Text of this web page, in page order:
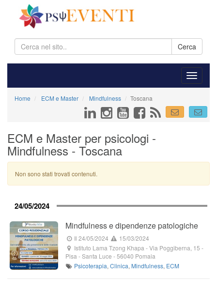
Cerca
Home ECM e Master Mindfulness Toscana
ECM e Master per psicologi -
Mindfulness - Toscana
Non sono stati trovati contenuti.
24/05/2024
Mindfulness e dipendenze patologiche
Il 24/05/2024
15/03/2024
Istituto Lama Tzong Khapa -Via Poggiberna, 15 -
Pisa -Santa Luce -56040 Pomaia
Psicoterapia,Clinica, Mindfulness, ECM